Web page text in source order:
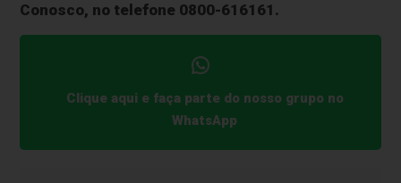
Conosco, no telefone 0800-616161.
Clique aqui e faça parte do nosso grupo no
WhatsApp